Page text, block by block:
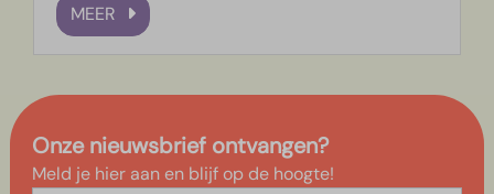
MEER
Onze nieuwsbrief ontvangen?
Meld je hier aan en blijf op de hoogte!